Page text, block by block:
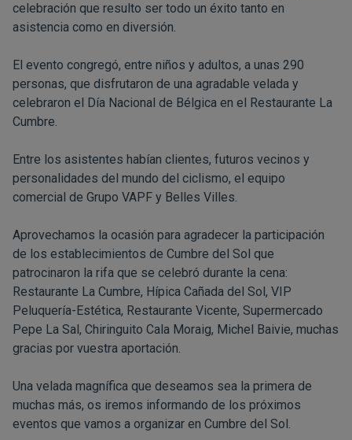
celebración que resulto ser todo un éxito tanto en
asistencia como en diversión.
El evento congregó, entre niños y adultos, a unas 290
personas, que disfrutaron de una agradable velada y
celebraron el Día Nacional de Bélgica en el Restaurante La
Cumbre.
Entre los asistentes habían clientes, futuros vecinos y
personalidades del mundo del ciclismo, el equipo
comercial de Grupo VAPF y Belles Villes.
Aprovechamos la ocasión para agradecer la participación
de los establecimientos de Cumbre del Sol que
patrocinaron la rifa que se celebró durante la cena:
Restaurante La Cumbre, Hípica Cañada del Sol, VIP
Peluquería-Estética, Restaurante Vicente, Supermercado
Pepe La Sal, Chiringuito Cala Moraig, Michel Baivie, muchas
gracias por vuestra aportación.
Una velada magnífica que deseamos sea la primera de
muchas más, os iremos informando de los próximos
eventos que vamos a organizar en Cumbre del Sol.